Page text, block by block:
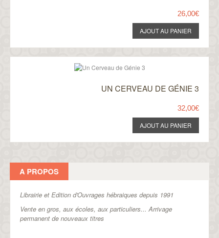
26,00€
UN CERVEAU DE GÉNIE 3
32,00€
A PROPOS
Librairie et Edition d'Ouvrages hébraiques depuis 1991
Vente en gros, aux écoles, aux particuliers...Arrivage
permanent de nouveaux titres